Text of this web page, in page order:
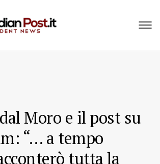
Moro e il post su
“… a tempo
tutta la